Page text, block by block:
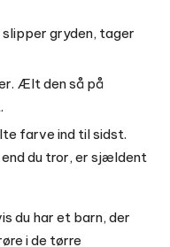
slipper gryden, tager
Ælt den så på
farve ind til sidst.
du tror, er sjældent
du har et barn, der
i de tørre